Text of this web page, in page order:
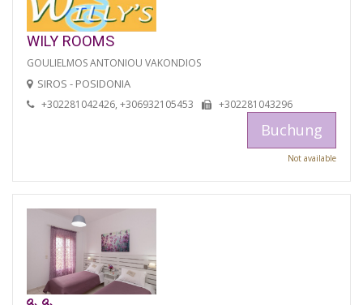
WILY ROOMS
GOULIELMOS ANTONIOU VAKONDIOS
SIROS - POSIDONIA
+302281042426, +306932105453 +302281043296
Buchung
Not available